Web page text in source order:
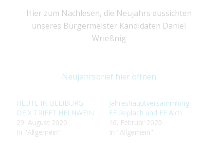
Hier zum Nachlesen, die Neujahrs aussichten
unseres Bürgermeister Kandidaten Daniel
Wrießnig
Neujahrsbrief hier öffnen
HEUTE IN BLEIBURG –
DEIX TRIFFT HELNWEIN
29. August 2020
In "Allgemein"
Jahreshauptversammlung
FF Replach und FF Aich
16. Februar 2020
In "Allgemein"